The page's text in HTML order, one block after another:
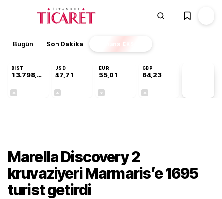
Bugün Son Dakika Finans EKSTRA
BIST
13.798,82
USD
47,71
EUR
55,01
GBP
64,23
Marella Discovery 2
kruvaziyeri Marmaris’e 1695
turist getirdi